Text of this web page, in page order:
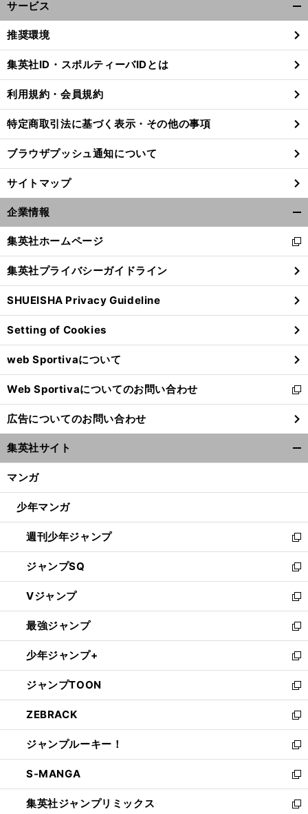
サービス
閉
る
推奨環境
集英社ID・スポルティーバIDとは
利用規約・会員規約
特定商取引法に基づく表示・その他の事項
ブラウザプッシュ通知について
サイトマップ
企業情報
閉
る
集英社ホームページ
新
し
い
ウ
ィ
ン
ド
ウ
で
開
く
集英社プライバシーガイドライン
SHUEISHA Privacy Guideline
Setting of Cookies
web Sportivaについて
Web Sportivaについてのお問い合わせ
新
し
い
ウ
ィ
ン
ウ
開
く
広告についてのお問い合わせ
集英社サイト
マンガ
少年マンガ
週刊少年ジャンプ
新
し
い
ウ
ィ
ン
ド
ウ
で
開
く
ジャンプSQ
新
し
い
ウ
ィ
ン
ド
ウ
で
開
く
Vジャンプ
新
し
い
ウ
ィ
ン
ド
ウ
で
開
く
最強ジャンプ
新
し
い
ウ
ィ
ン
ド
ウ
で
開
く
少年ジャンプ+
新
し
い
ウ
ィ
ン
ド
ウ
で
開
く
ジャンプTOON
新
し
い
ウ
ィ
ン
ド
ウ
で
ZEBRACK
新
し
い
ウ
ィ
ン
ド
ジャンプルーキー！
新
し
い
ウ
ィ
S-MANGA
新
し
い
集英社ジャンプリミックス
新